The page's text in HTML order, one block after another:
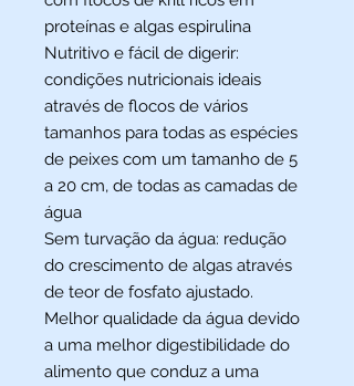
proteínas e algas espirulina
Nutritivo e fácil de digerir:
condições nutricionais ideais
através de flocos de vários
tamanhos para todas as espécies
de peixes com um tamanho de 5
a 20 cm, de todas as camadas de
água
Sem turvação da água: redução
do crescimento de algas através
de teor de fosfato ajustado.
Melhor qualidade da água devido
a uma melhor digestibilidade do
alimento que conduz a uma